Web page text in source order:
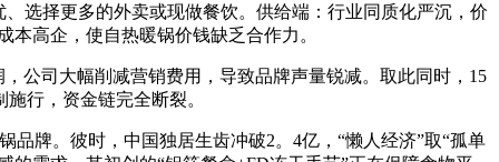
选择更多的外卖或现做餐饮。供给端：行业同质化严沉，价
高企，使自热暖锅价钱缺乏合作力。
公司大幅削减营销费用，导致品牌声量锐减。取此同时，15
行，资金链完全断裂。
牌。彼时，中国独居生齿冲破2。4亿，“懒人经济”取“孤单